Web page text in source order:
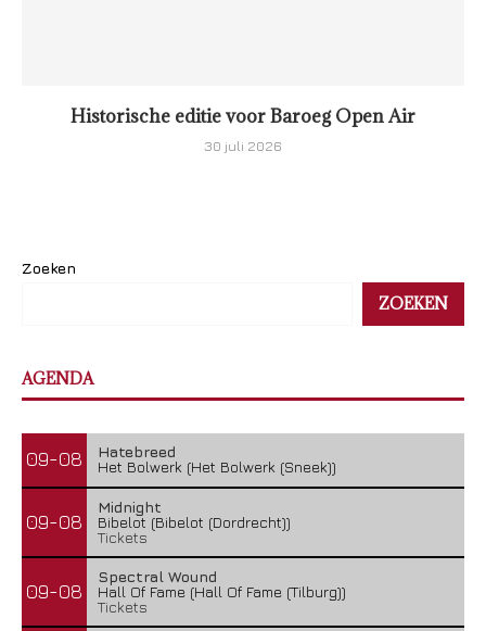
Historische editie voor Baroeg Open Air
30 juli 2026
Zoeken
ZOEKEN
AGENDA
09-08
Hatebreed
Het Bolwerk (Het Bolwerk (Sneek))
09-08
Midnight
Bibelot (Bibelot (Dordrecht))
Tickets
09-08
Spectral Wound
Hall Of Fame (Hall Of Fame (Tilburg))
Tickets